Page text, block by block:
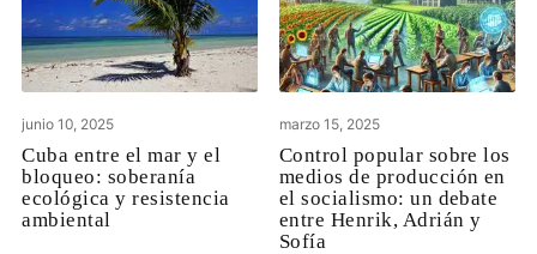
junio 10, 2025
Cuba entre el mar y el
bloqueo: soberanía
ecológica y resistencia
ambiental
marzo 15, 2025
Control popular sobre los
medios de producción en
el socialismo: un debate
entre Henrik, Adrián y
Sofía